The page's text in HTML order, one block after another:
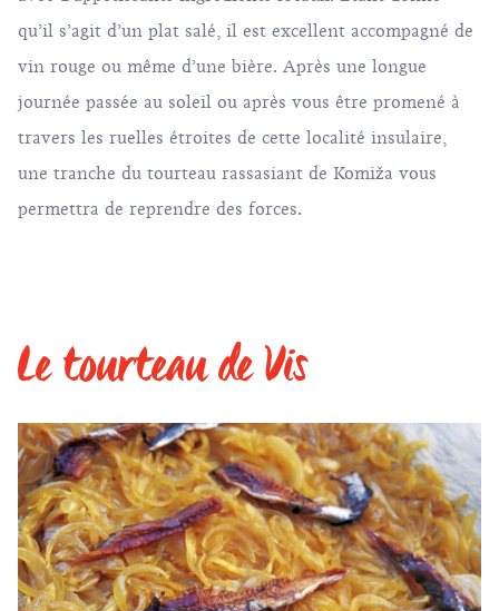
qu’il s’agit d’un plat salé, il est excellent accompagné de
vin rouge ou même d’une bière. Après une longue
journée passée au soleil ou après vous être promené à
travers les ruelles étroites de cette localité insulaire,
une tranche du tourteau rassasiant de Komiža vous
permettra de reprendre des forces.
Le tourteau de Vis